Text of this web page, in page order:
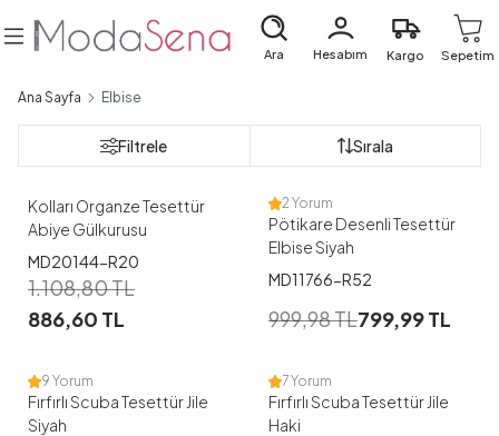
Ara Hesabım Kargo Sepetim
Ana Sayfa Elbise
Filtrele Sırala
38-40 42-44
Kolları Organze Tesettür
Abiye Gülkurusu
MD20144-R20
1.108,80TL
886,60 TL
36 38 40
2 Yorum
Pötikare Desenli Tesettür
Elbise Siyah
MD11766-R52
999,98TL799,99TL
38 40 42
9 Yorum
Fırfırlı Scuba Tesettür Jile
Siyah
38 44 46
7 Yorum
Fırfırlı Scuba Tesettür Jile
Haki